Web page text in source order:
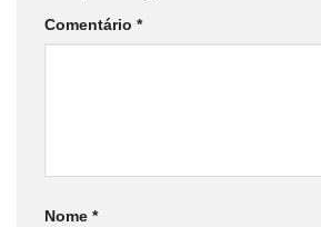
Comentário *
Nome *